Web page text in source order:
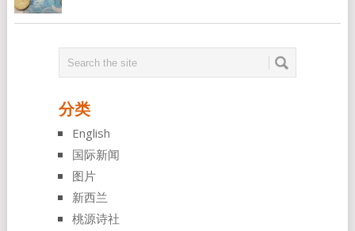
分类
English
国际新闻
图片
新西兰
桃源诗社